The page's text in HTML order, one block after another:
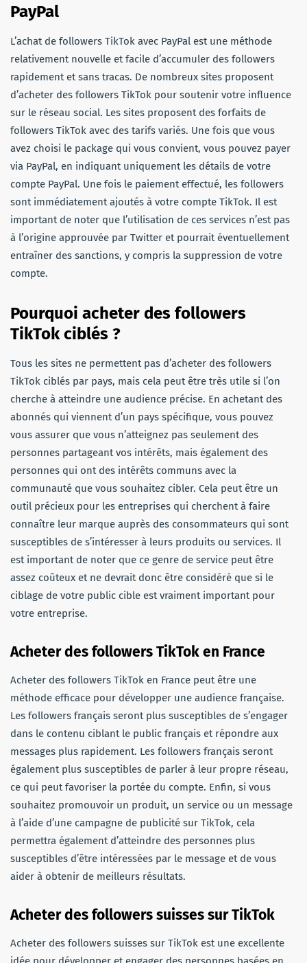
PayPal
L’achat de followers TikTok avec PayPal est une méthode
relativement nouvelle et facile d’accumuler des followers
rapidement et sans tracas. De nombreux sites proposent
d’acheter des followers TikTok pour soutenir votre influence
sur le réseau social. Les sites proposent des forfaits de
followers TikTok avec des tarifs variés. Une fois que vous
avez choisi le package qui vous convient, vous pouvez payer
via PayPal, en indiquant uniquement les détails de votre
compte PayPal. Une fois le paiement effectué, les followers
sont immédiatement ajoutés à votre compte TikTok. Il est
important de noter que l’utilisation de ces services n’est pas
à l’origine approuvée par Twitter et pourrait éventuellement
entraîner des sanctions, y compris la suppression de votre
compte.
Pourquoi acheter des followers
TikTok ciblés ?
Tous les sites ne permettent pas d’acheter des followers
TikTok ciblés par pays, mais cela peut être très utile si l’on
cherche à atteindre une audience précise. En achetant des
abonnés qui viennent d’un pays spécifique, vous pouvez
vous assurer que vous n’atteignez pas seulement des
personnes partageant vos intérêts, mais également des
personnes qui ont des intérêts communs avec la
communauté que vous souhaitez cibler. Cela peut être un
outil précieux pour les entreprises qui cherchent à faire
connaître leur marque auprès des consommateurs qui sont
susceptibles de s’intéresser à leurs produits ou services. Il
est important de noter que ce genre de service peut être
assez coûteux et ne devrait donc être considéré que si le
ciblage de votre public cible est vraiment important pour
votre entreprise.
Acheter des followers TikTok en France
Acheter des followers TikTok en France peut être une
méthode efficace pour développer une audience française.
Les followers français seront plus susceptibles de s’engager
dans le contenu ciblant le public français et répondre aux
messages plus rapidement. Les followers français seront
également plus susceptibles de parler à leur propre réseau,
ce qui peut favoriser la portée du compte. Enfin, si vous
souhaitez promouvoir un produit, un service ou un message
à l’aide d’une campagne de publicité sur TikTok, cela
permettra également d’atteindre des personnes plus
susceptibles d’être intéressées par le message et de vous
aider à obtenir de meilleurs résultats.
Acheter des followers suisses sur TikTok
Acheter des followers suisses sur TikTok est une excellente